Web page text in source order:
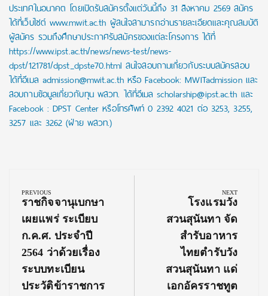
ประเทศในอนาคต โดยเปิดรับสมัครตั้งแต่วันนี้ถึง 31 สิงหาคม 2569 สมัคร
ได้ที่เว็บไซต์ www.mwit.ac.th ผู้สนใจสามารถอ่านรายละเอียดและคุณสมบัติ
ผู้สมัคร รวมถึงศึกษาประกาศรับสมัครของแต่ละโครงการ ได้ที่
https://www.ipst.ac.th/news/news-test/news-
dpst/121781/dpst_dpste70.html สนใจสอบถามเกี่ยวกับระบบสมัครสอบ
ได้ที่อีเมล admission@mwit.ac.th หรือ Facebook: MWITadmission และ
สอบถามข้อมูลเกี่ยวกับทุน พสวท. ได้ที่อีเมล scholarship@ipst.ac.th และ
Facebook : DPST Center หรือโทรศัพท์ 0 2392 4021 ต่อ 3253, 3255,
3257 และ 3262 (ฝ่าย พสวท.)
navigation
PREVIOUS
Previous
Post:
ราชกิจจานุเบกษา
เผยแพร่ ระเบียบ
ก.ค.ศ. ประจำปี
2564 ว่าด้วยเรื่อง
ระบบทะเบียน
ประวัติข้าราชการ
NEXT
Next
Post:
โรงแรมวัง
สวนสุนันทา จัด
สำรับอาหาร
ไทยตำรับวัง
สวนสุนันทา แด่
เอกอัครราชทูต